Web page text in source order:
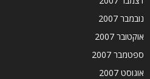
נובמבר 2007
אוקטובר 2007
ספטמבר 2007
אוגוסט 2007